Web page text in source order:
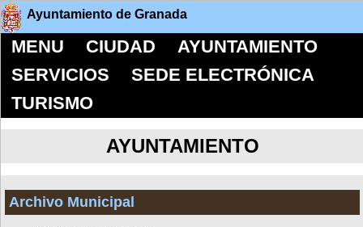
Ayuntamiento de Granada
MENU CIUDAD
AYUNTAMIENTO
SERVICIOS
SEDE ELECTRÓNICA
TURISMO
AYUNTAMIENTO
Archivo Municipal